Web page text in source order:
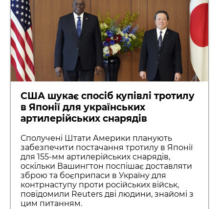
США шукає спосіб купівлі тротилу
в Японії для українських
артилерійських снарядів
Сполучені Штати Америки планують
забезпечити постачання тротилу в Японії
для 155-мм артилерійських снарядів,
оскільки Вашингтон поспішає доставляти
зброю та боєприпаси в Україну для
контрнаступу проти російських військ,
повідомили Reuters дві людини, знайомі з
цим питанням.